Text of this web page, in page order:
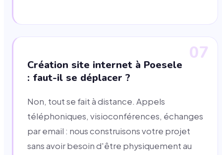
07
Création site internet à Poesele
: faut-il se déplacer ?
Non, tout se fait à distance. Appels
téléphoniques, visioconférences, échanges
par email : nous construisons votre projet
sans avoir besoin d'être physiquement au